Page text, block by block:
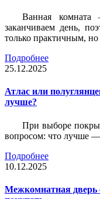
Ванная
заканчиваем день,
только практичным,
Подробнее
25.12.2025
Атлас или
лучше?
При выборе
вопросом: что лучше —
Подробнее
10.12.2025
Межкомнатная дверь